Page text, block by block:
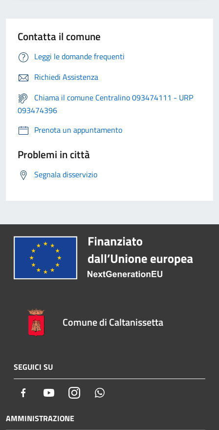
Contatta il comune
Leggi le domande frequenti
Richiedi Assistenza
Chiama il comune Centralino 093474111 - URP
093474396
Prenota un appuntamento
Problemi in città
Segnala disservizio
Comune di Caltanissetta
SEGUICI SU
Facebook YoutubeInstagram
AMMINISTRAZIONE